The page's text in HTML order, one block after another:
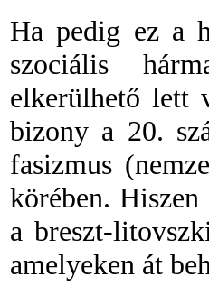
Ha pedig ez a
szociális
elkerülhető lett
bizony a 20.
fasizmus
körében.
a breszt-
amelyeken át